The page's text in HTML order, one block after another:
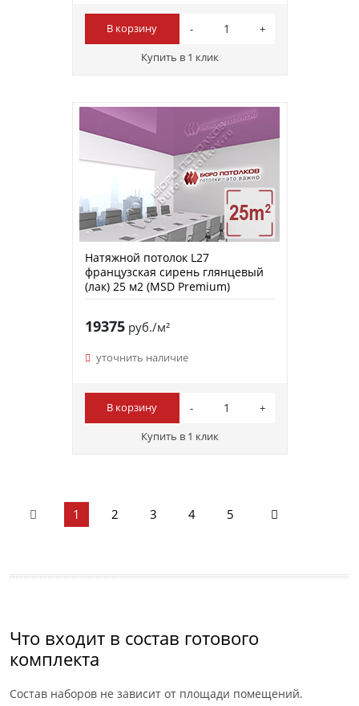
В корзину
Купить в 1 клик
Натяжной потолок L27
французская сирень глянцевый
(лак) 25 м2 (MSD Premium)
19375руб./м²
уточнить наличие
В корзину
Купить в 1 клик
1 2 3 4 5
Что входит в состав готового
комплекта
Состав наборов не зависит от площади помещений.